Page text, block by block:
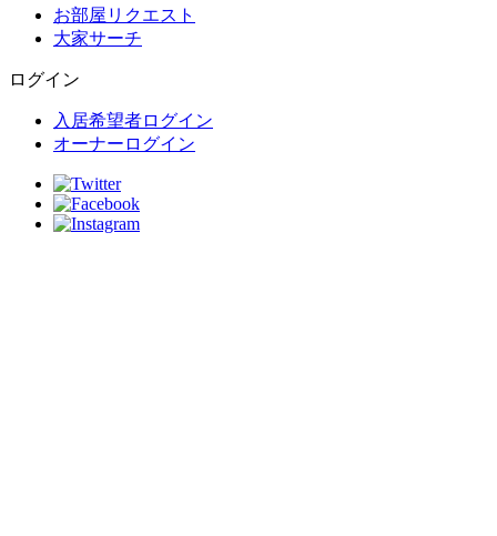
お部屋リクエスト
大家サーチ
ログイン
入居希望者ログイン
オーナーログイン